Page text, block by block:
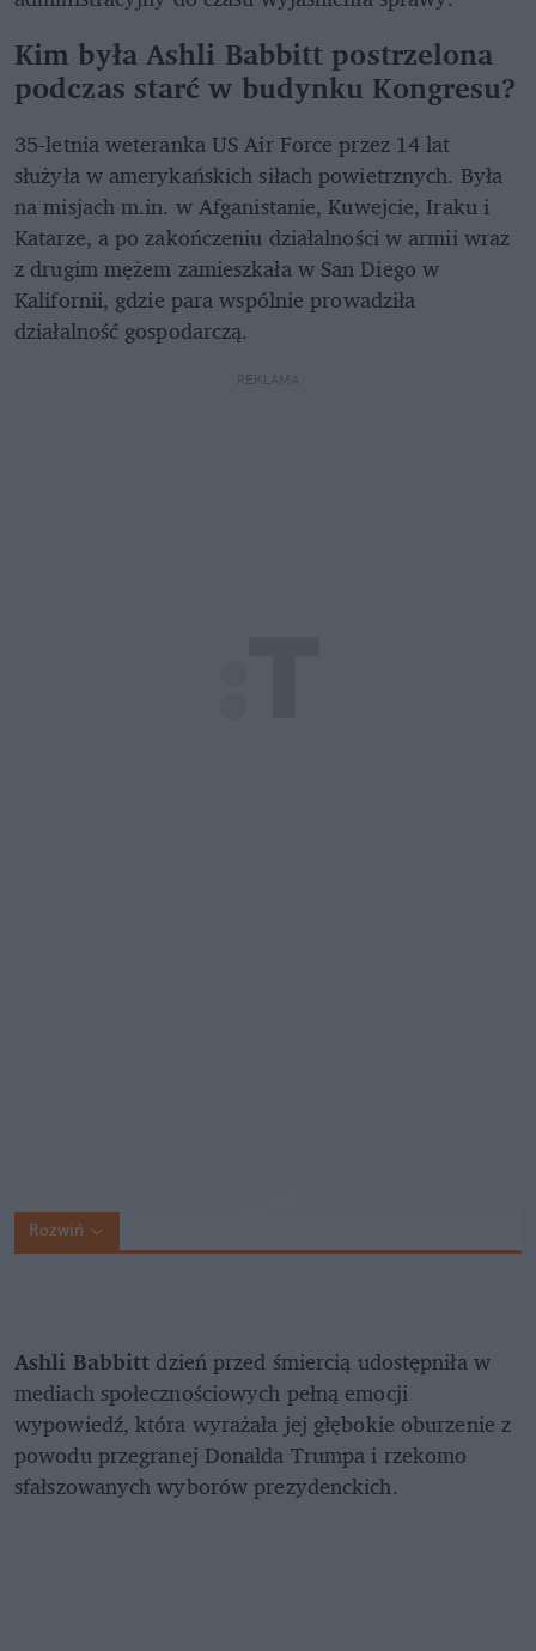
Kim była Ashli Babbitt postrzelona
podczas starć w budynku Kongresu?
35-letnia weteranka US Air Force przez 14 lat
służyła w amerykańskich siłach powietrznych. Była
na misjach m.in. w Afganistanie, Kuwejcie, Iraku i
Katarze, a po zakończeniu działalności w armii wraz
z drugim mężem zamieszkała w San Diego w
Kalifornii, gdzie para wspólnie prowadziła
działalność gospodarczą.
REKLAMA
Rozwiń
Ashli Babbitt dzień przed śmiercią udostępniła w
mediach społecznościowych pełną emocji
wypowiedź, która wyrażała jej głębokie oburzenie z
powodu przegranej Donalda Trumpa i rzekomo
sfałszowanych wyborów prezydenckich.